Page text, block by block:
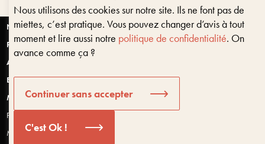
Nous vous aidons à être encore là dans 10 ans
?
Nantes
Paris
Anjou
Bretagne
Montpellier
Politique de confidentialité et données personnelles
Mentions légales
Nous utilisons des cookies sur notre site. Ils ne font pas de
miettes, c’est pratique. Vous pouvez changer d’avis à tout
moment et lire aussi notre politique de confidentialité. On
avance comme ça ?
Continuer sans accepter
C'est Ok !